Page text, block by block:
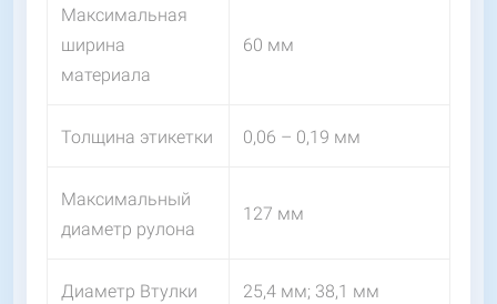
Максимальная
ширина
материала
60 мм
Толщина этикетки 0,06 – 0,19 мм
Максимальный
диаметр рулона
127 мм
Диаметр Втулки 25,4 мм; 38,1 мм